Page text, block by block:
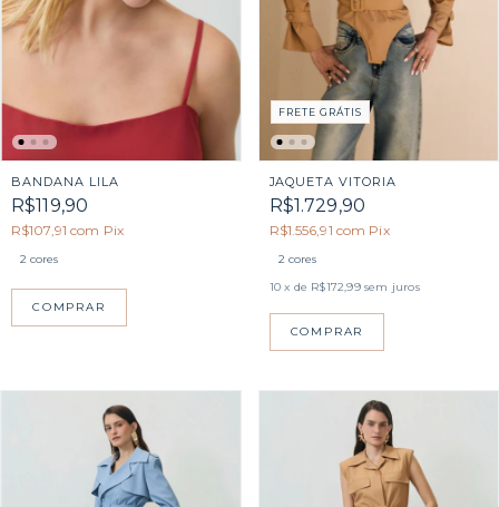
BANDANA LILA
R$119,90
R$107,91com Pix
2 cores
COMPRAR
FRETE GRÁTIS
JAQUETA VITORIA
R$1.729,90
R$1.556,91 com Pix
2 cores
10 x de R$172,99 sem juros
COMPRAR